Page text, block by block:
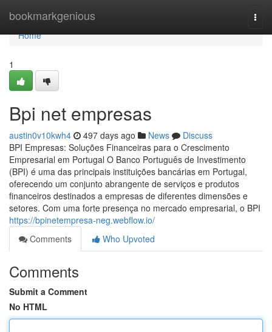
bookmarkgenious
Home
Home
1
Bpi net empresas
austin0v10kwh4 497 days ago News
Discuss
BPI Empresas: Soluções Financeiras para o Crescimento
Empresarial em Portugal O Banco Português de Investimento
(BPI) é uma das principais instituições bancárias em Portugal,
oferecendo um conjunto abrangente de serviços e produtos
financeiros destinados a empresas de diferentes dimensões e
setores. Com uma forte presença no mercado empresarial, o BPI
https://bpinetempresa-neg.webflow.io/
Comments
Who Upvoted
Comments
Submit a Comment
No HTML